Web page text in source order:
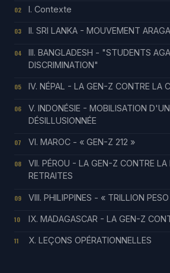
02 I. Contexte
03 II. SRI LANKA - MOUVEMENT
04
III. BANGLADESH - "STUDENTS
DISCRIMINATION"
05 IV. NÉPAL - LA GEN-Z CONTRE LA
06
V. INDONÉSIE - MOBILISATION
DÉSILLUSIONNÉE
07 VI. MAROC - « GEN-Z 212 »
08
VII. PÉROU - LA GEN-Z CONTRE LA
RETRAITES
09 VIII. PHILIPPINES - « TRILLION
10 IX. MADAGASCAR - LA GEN-Z
11 X. LEÇONS OPÉRATIONNELLES